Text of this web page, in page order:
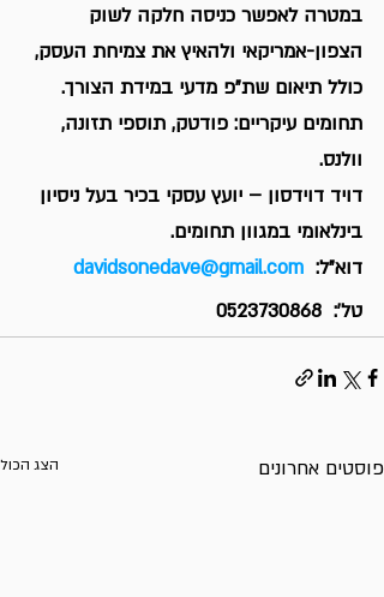
במטרה לאפשר כניסה חלקה לשוק
הצפון-אמריקאי ולהאיץ את צמיחת העסק,
כולל תיאום שת"פ מדעי במידת הצורך.
תחומים עיקריים: פודטק, תוספי תזונה,
וולנס.
דויד דוידסון – יועץ עסקי בכיר בעל ניסיון
בינלאומי במגוון תחומים.
דוא"ל: davidsonedave@gmail.com
טל':  0523730868
פוסטים אחרונים הצג הכול